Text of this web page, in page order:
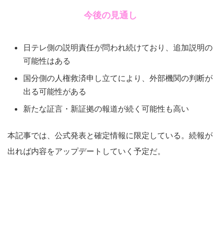
今後の見通し
日テレ側の説明責任が問われ続けており、追加説明の
可能性はある
国分側の人権救済申し立てにより、外部機関の判断が
出る可能性がある
新たな証言・新証拠の報道が続く可能性も高い
本記事では、公式発表と確定情報に限定している。続報が
出れば内容をアップデートしていく予定だ。